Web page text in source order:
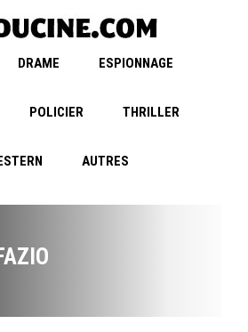
DRAME ESPIONNAGE
POLICIER THRILLER
AUTRES